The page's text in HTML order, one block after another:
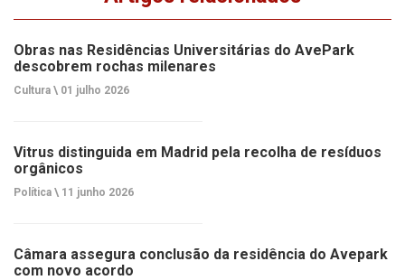
Obras nas Residências Universitárias do AvePark
descobrem rochas milenares
Cultura \ 01 julho 2026
Vitrus distinguida em Madrid pela recolha de resíduos
orgânicos
Política \ 11 junho 2026
Câmara assegura conclusão da residência do Avepark
com novo acordo